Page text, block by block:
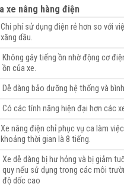
xe nâng hàng điện
Chi phí sử dụng điện rẻ hơn so với
xăng dầu.
Không gây tiếng ồn nhờ động cơ
ồn của xe.
Dễ dàng bảo dưỡng hệ thống và
Có các tính năng hiện đại hơn các
Xe nâng điện chỉ phục vụ ca làm
khoảng thời gian là 8 tiếng.
Xe dễ dàng bị hư hỏng và bị giảm
quy nếu sử dụng trong các môi
độ dốc cao